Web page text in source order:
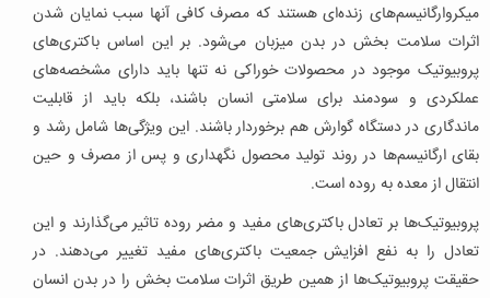
میکروارگانیسم‌های زنده‌ای هستند که مصرف کافی آنها سبب نمایان شدن
اثرات سلامت بخش در بدن میزبان می‌شود. بر این اساس باکتری‌های
پروبیوتیک موجود در محصولات خوراکی نه تنها باید دارای مشخصه‌های
عملکردی و سودمند برای سلامتی انسان باشند، بلکه باید از قابلیت
ماندگاری در دستگاه گوارش هم برخوردار باشند. این ویژگی‌ها شامل رشد و
بقای ارگانیسم‌ها در روند تولید محصول نگهداری و پس از مصرف و حین
انتقال از معده به روده است.
پروبیوتیک‌ها بر تعادل باکتری‌های مفید و مضر روده تاثیر می‌گذارند و این
تعادل را به نفع افزایش جمعیت باکتری‌های مفید تغییر می‌دهند. در
حقیقت پروبیوتیک‌ها از همین طریق اثرات سلامت بخش را در بدن انسان